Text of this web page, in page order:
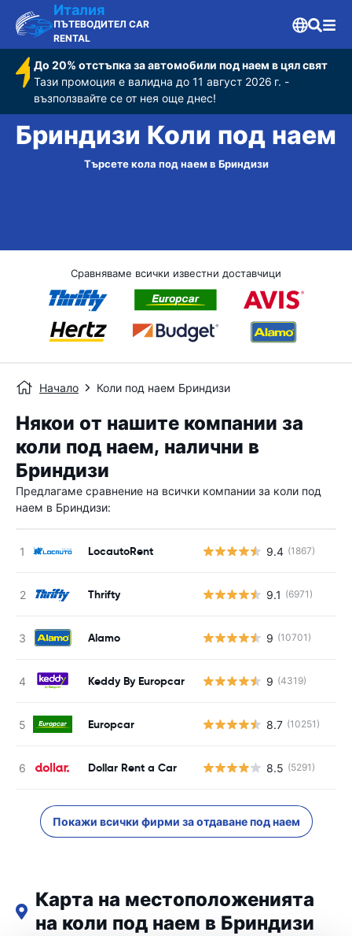
Италия
ПЪТЕВОДИТЕЛ CAR
RENTAL
До 20% отстъпка за автомобили под наем в цял свят
Тази промоция е валидна до 11 август 2026 г. -
възползвайте се от нея още днес!
Бриндизи Коли под наем
Търсете кола под наем в Бриндизи
Сравняваме всички известни доставчици
Начало Коли под наем Бриндизи
Някои от нашите компании за
коли под наем, налични в
Бриндизи
Предлагаме сравнение на всички компании за коли под
наем в Бриндизи:
LocautoRent 9.4 (1867)
Thrifty 9.1 (6971)
Alamo 9 (10701)
Keddy By Europcar 9 (4319)
Europcar 8.7 (10251)
Dollar Rent a Car 8.5 (5291)
Покажи всички фирми за отдаване под наем
Карта на местоположенията
на коли под наем в Бриндизи